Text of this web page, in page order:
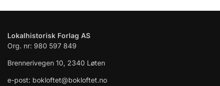
Lokalhistorisk Forlag AS
Org. nr: 980 597 849
Brennerivegen 10, 2340 Løten
e-post: bokloftet@bokloftet.no